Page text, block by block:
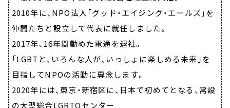
2010年に、NPO法人「グッド・エイジング・エールズ」を
仲間たちと設立して代表に就任しました。
2017年、16年間勤めた電通を退社。
「LGBTと、いろんな人が、いっしょに楽しめる未来」を
目指してNPOの活動に専念します。
2020年には、東京・新宿区に、日本で初めてとなる、常設
の大型総合LGBTQセンター